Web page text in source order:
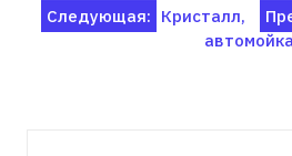
Навигация
Следующая: Кристалл,
автомойка